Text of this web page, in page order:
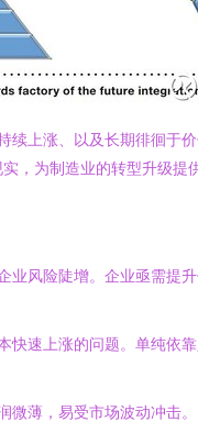
上涨、以及长期徘徊于
，为制造业的转型升级提
风险陡增。企业亟需提
速上涨的问题。单纯依
薄，易受市场波动冲击。